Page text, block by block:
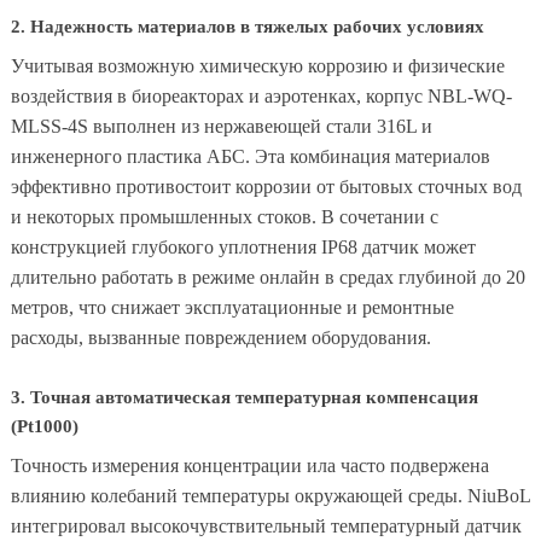
2. Надежность материалов в тяжелых рабочих условиях
Учитывая возможную химическую коррозию и физические
воздействия в биореакторах и аэротенках, корпус NBL-WQ-
MLSS-4S выполнен из нержавеющей стали 316L и
инженерного пластика АБС. Эта комбинация материалов
эффективно противостоит коррозии от бытовых сточных вод
и некоторых промышленных стоков. В сочетании с
конструкцией глубокого уплотнения IP68 датчик может
длительно работать в режиме онлайн в средах глубиной до 20
метров, что снижает эксплуатационные и ремонтные
расходы, вызванные повреждением оборудования.
3. Точная автоматическая температурная компенсация
(Pt1000)
Точность измерения концентрации ила часто подвержена
влиянию колебаний температуры окружающей среды. NiuBoL
интегрировал высокочувствительный температурный датчик